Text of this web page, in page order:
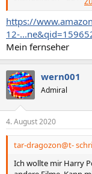
Bzgl. Ton: das hängt
zb. ATMOS haben
ATMOS Spur drauf,
den Upmixer
gut.
https://
12-
Mein fernseher
wern001
Admiral
4. August 2020
tar-dragozon@t-
Ich wollte mir Harry